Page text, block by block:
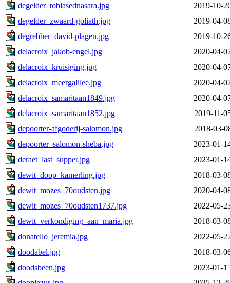
degelder_tobiasednasara.jpg
2019-10-
degelder_zwaard-goliath.jpg
2019-04-
degrebber_david-plagen.jpg
2019-10-
delacroix_jakob-engel.jpg
2020-04-
delacroix_kruisiging.jpg
2020-04-
delacroix_meergalilee.jpg
2020-04-
delacroix_samaritaan1849.jpg
2020-04-
delacroix_samaritaan1852.jpg
2019-11-
depoorter-afgoderij-salomon.jpg
2018-03-
depoorter_salomon-sheba.jpg
2023-01-
deraet_last_supper.jpg
2023-01-
dewit_doop_kamerling.jpg
2018-03-
dewit_mozes_70oudsten.jpg
2020-04-
dewit_mozes_70oudsten1737.jpg
2022-05-
dewit_verkondiging_aan_maria.jpg
2018-03-
donatello_jeremia.jpg
2022-05-
doodabel.jpg
2018-03-
doodsbeen.jpg
2023-01-